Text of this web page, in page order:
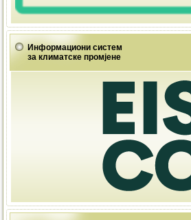
Информациони систем
за климатске промјене